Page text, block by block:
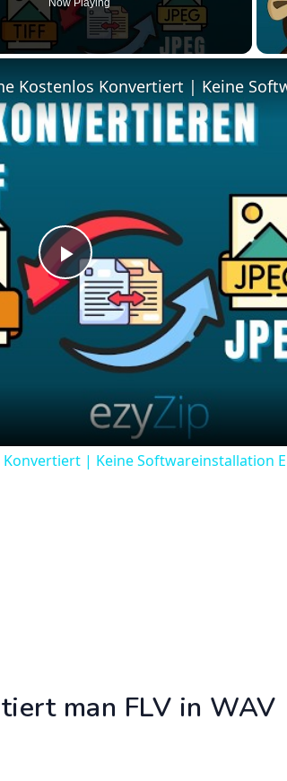
Now Playing
Play
Video
Konvertiert | Keine Softwareinstallation
man FLV in WAV